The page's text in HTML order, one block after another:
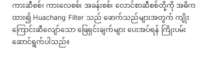
ကားဆီစစ်၊ ကားလေစစ်၊ အခန်းစစ်၊ လောင်စာဆီစစ်တို့ကို အဓိက
ထား၍ Huachang Filter သည် ဖောက်သည်များအတွက် ကျိုး
ကြောင်းဆီလျော်သော ဖြေရှင်းချက်များ ပေးအပ်ရန် ကြိုးပမ်း
ဆောင်ရွက်ပါသည်။